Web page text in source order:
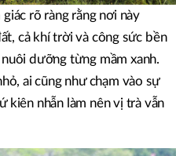
rõ ràng rằng nơi này
cả khí trời và công sức bền
dưỡng từng mầm xanh.
ai cũng như chạm vào sự
kiên nhẫn làm nên vị trà vẫn